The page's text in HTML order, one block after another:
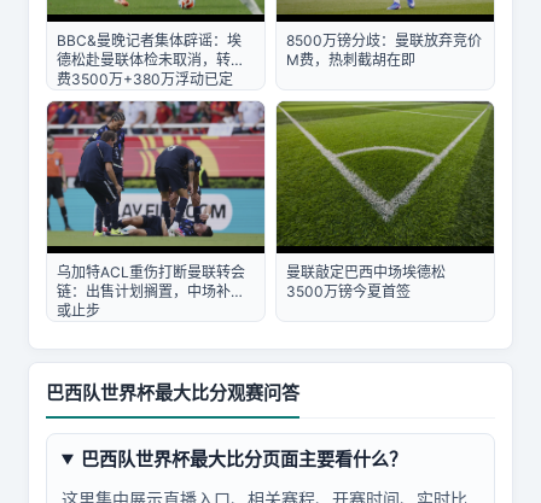
BBC&曼晚记者集体辟谣：埃
德松赴曼联体检未取消，转会
费3500万+380万浮动已定
8500万镑分歧：曼联放弃竞价
M费，热刺截胡在即
乌加特ACL重伤打断曼联转会
链：出售计划搁置，中场补强
或止步
曼联敲定巴西中场埃德松
3500万镑今夏首签
巴西队世界杯最大比分观赛问答
巴西队世界杯最大比分页面主要看什么？
这里集中展示直播入口、相关赛程、开赛时间、实时比